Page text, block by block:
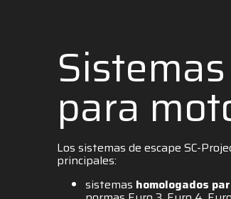
para
Los sistemas de escape SC-
principales:
sistemas homologados